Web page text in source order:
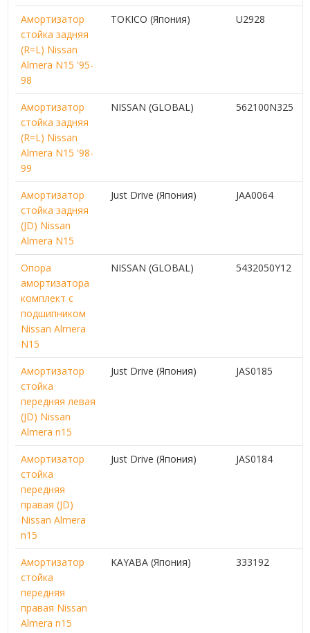
Амортизатор
стойка задняя
(R=L) Nissan
Almera N15 '95-
98
TOKICO (Япония) U2928
Амортизатор
стойка задняя
(R=L) Nissan
Almera N15 '98-
99
NISSAN (GLOBAL) 562100N325
Амортизатор
стойка задняя
(JD) Nissan
Almera N15
Just Drive (Япония) JAA0064
Опора
амортизатора
комплект с
подшипником
Nissan Almera
N15
NISSAN (GLOBAL) 5432050Y12
Амортизатор
стойка
передняя левая
(JD) Nissan
Almera n15
Just Drive (Япония) JAS0185
Амортизатор
стойка
передняя
правая (JD)
Nissan Almera
n15
Just Drive (Япония) JAS0184
Амортизатор
стойка
передняя
правая Nissan
Almera n15
KAYABA (Япония) 333192